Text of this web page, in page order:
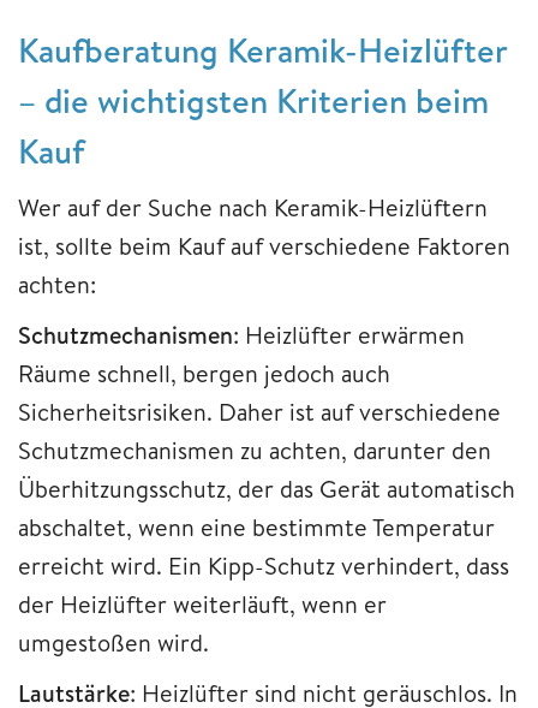
Kaufberatung Keramik-Heizlüfter
– die wichtigsten Kriterien beim
Kauf
Wer auf der Suche nach Keramik-Heizlüftern
ist, sollte beim Kauf auf verschiedene Faktoren
achten:
Schutzmechanismen: Heizlüfter erwärmen
Räume schnell, bergen jedoch auch
Sicherheitsrisiken. Daher ist auf verschiedene
Schutzmechanismen zu achten, darunter den
Überhitzungsschutz, der das Gerät automatisch
abschaltet, wenn eine bestimmte Temperatur
erreicht wird. Ein Kipp-Schutz verhindert, dass
der Heizlüfter weiterläuft, wenn er
umgestoßen wird.
Lautstärke: Heizlüfter sind nicht geräuschlos. In